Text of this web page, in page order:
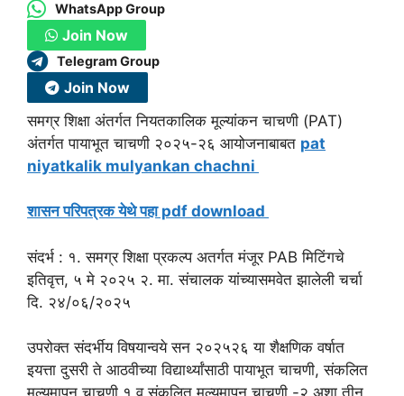
WhatsApp Group
Join Now
Telegram Group
Join Now
समग्र शिक्षा अंतर्गत नियतकालिक मूल्यांकन चाचणी (PAT)
अंतर्गत पायाभूत चाचणी २०२५-२६ आयोजनाबाबत pat
niyatkalik mulyankan chachni
शासन परिपत्रक येथे पहा pdf download
संदर्भ : १. समग्र शिक्षा प्रकल्प अतर्गत मंजूर PAB मिटिंगचे
इतिवृत्त, ५ मे २०२५ २. मा. संचालक यांच्यासमवेत झालेली चर्चा
दि. २४/०६/२०२५
उपरोक्त संदर्भीय विषयान्वये सन २०२५२६ या शैक्षणिक वर्षात
इयत्ता दुसरी ते आठवीच्या विद्यार्थ्यांसाठी पायाभूत चाचणी, संकलित